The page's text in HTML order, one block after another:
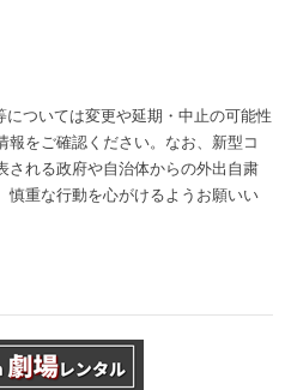
ついては変更や延期・中止の可能性
をご確認ください。なお、新型コ
される政府や自治体からの外出自粛
慎重な行動を心がけるようお願いい